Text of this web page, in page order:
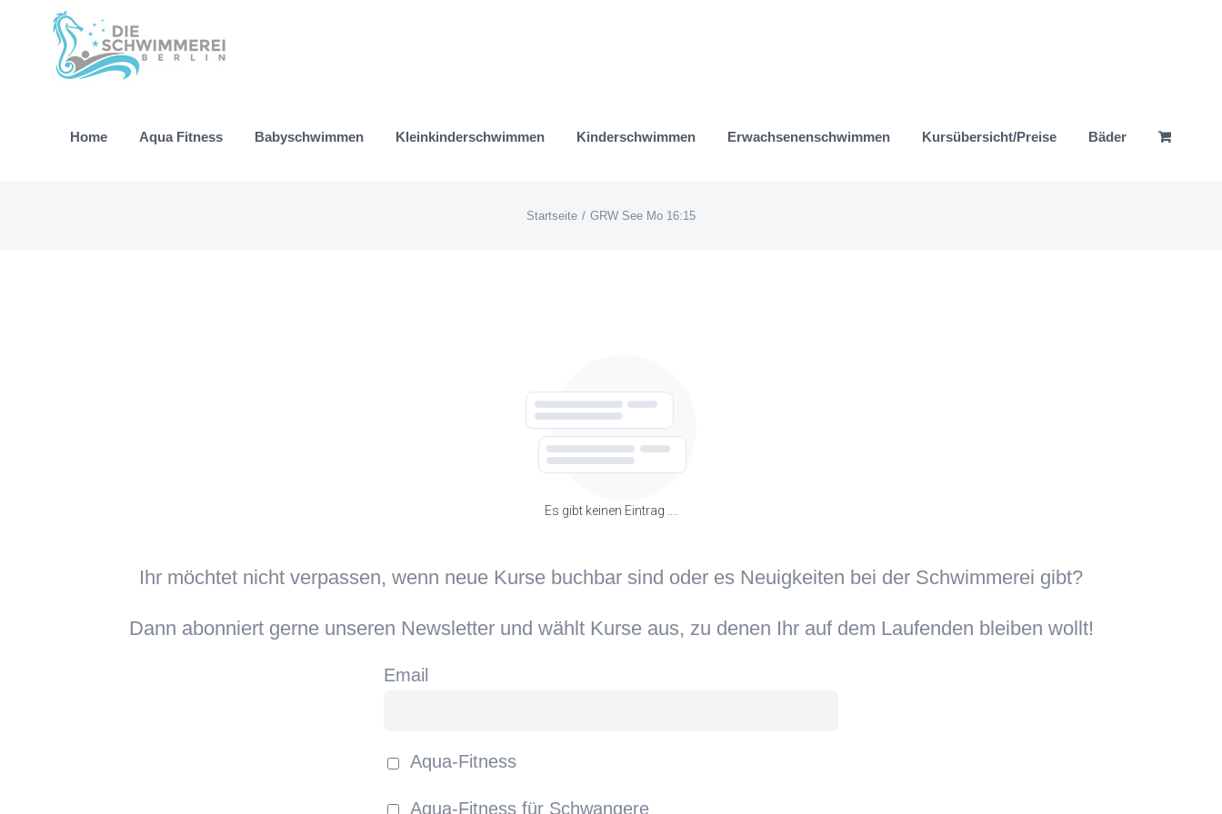
springen
Home Aqua Fitness Babyschwimmen Kleinkinderschwimmen Kinderschwimmen Erwachsenenschwimmen Kursübersicht/Preise Bäder
Startseite GRW See Mo 16:15
Es gibt keinen Eintrag ….
Ihr möchtet nicht verpassen, wenn neue Kurse buchbar sind oder es Neuigkeiten bei der Schwimmerei gibt?
Dann abonniert gerne unseren Newsletter und wählt Kurse aus, zu denen Ihr auf dem Laufenden bleiben wollt!
Email
Aqua-Fitness
Aqua-Fitness für Schwangere